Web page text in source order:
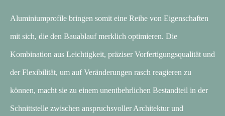
Aluminiumprofile bringen somit eine Reihe von Eigenschaften
mit sich, die den Bauablauf merklich optimieren. Die
Kombination aus Leichtigkeit, präziser Vorfertigungsqualität und
der Flexibilität, um auf Veränderungen rasch reagieren zu
können, macht sie zu einem unentbehrlichen Bestandteil in der
Schnittstelle zwischen anspruchsvoller Architektur und